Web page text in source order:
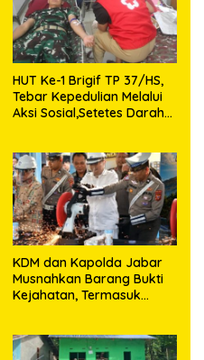
HUT Ke-1 Brigif TP 37/HS,
Tebar Kepedulian Melalui
Aksi Sosial,Setetes Darah
KDM dan Kapolda Jabar
Musnahkan Barang Bukti
Kejahatan, Termasuk